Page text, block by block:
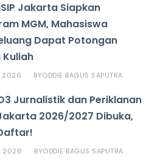
Jakarta Siapkan
MGM, Mahasiswa
Dapat Potongan
Kuliah
2026 BYODDIE BAGUS SAPUTRA
Jurnalistik dan Periklanan
2026/2027 Dibuka,
2026 BYODDIE BAGUS SAPUTRA